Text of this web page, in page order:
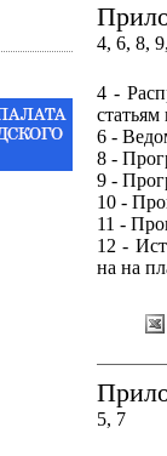
4, 6, 8,
4 -
6 -
8 -
9 -
10 -
11 -
12 -
на на
5, 7